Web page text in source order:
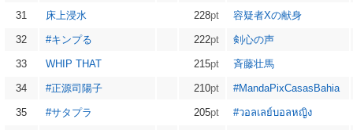
31 床上浸水 228pt 容疑者Xの献身
32 #キンプる 222pt 剣心の声
33 WHIP THAT 215pt 斉藤壮馬
34 #正源司陽子 210pt #MandaPixCasasBahia
35 #サタプラ 205pt #วอลเลย์บอลหญิง